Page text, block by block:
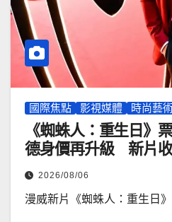
國際焦點 影視媒體 時尚藝
《蜘蛛人：重生日》
德身價再升級 新片
2026/08/06
漫威新片《蜘蛛人：重生日